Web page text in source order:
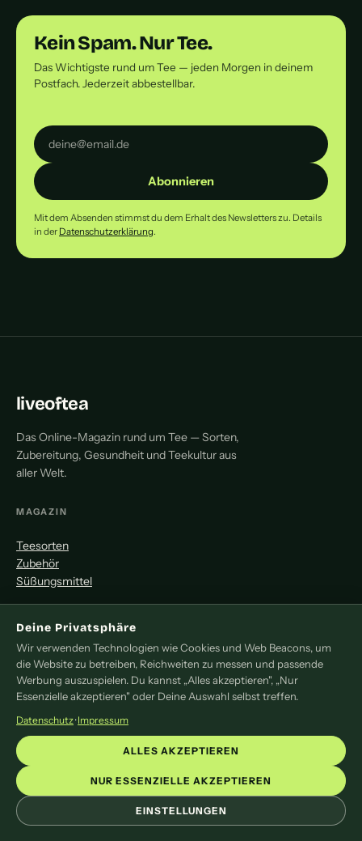
Kein Spam. Nur Tee.
Das Wichtigste rund um Tee — jeden Morgen in deinem
Postfach. Jederzeit abbestellbar.
Abonnieren
Mit dem Absenden stimmst du dem Erhalt des Newsletters zu. Details
in der Datenschutzerklärung.
liveoftea
Das Online-Magazin rund um Tee — Sorten,
Zubereitung, Gesundheit und Teekultur aus
aller Welt.
MAGAZIN
Teesorten
Zubehör
Süßungsmittel
MITMACHEN
Redaktion
Pressemitteilung
Newsletter
LEGAL
Impressum
Datenschutz
Cookie-Einstellungen
Deine Privatsphäre
Wir verwenden Technologien wie Cookies und Web Beacons, um
die Website zu betreiben, Reichweiten zu messen und passende
Werbung auszuspielen. Du kannst „Alles akzeptieren", „Nur
Essenzielle akzeptieren" oder Deine Auswahl selbst treffen.
Datenschutz·Impressum
EINSTELLUNGEN
NUR ESSENZIELLE AKZEPTIEREN
ALLES AKZEPTIEREN